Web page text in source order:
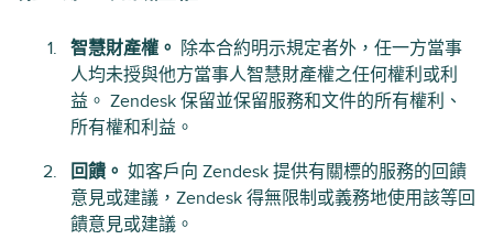
智慧財產權。 除本合約明示規定者外，任一方當事
人均未授與他方當事人智慧財產權之任何權利或利
益。 Zendesk 保留並保留服務和文件的所有權利、
所有權和利益。
回饋。 如客戶向 Zendesk 提供有關標的服務的回饋
意見或建議，Zendesk 得無限制或義務地使用該等回
饋意見或建議。